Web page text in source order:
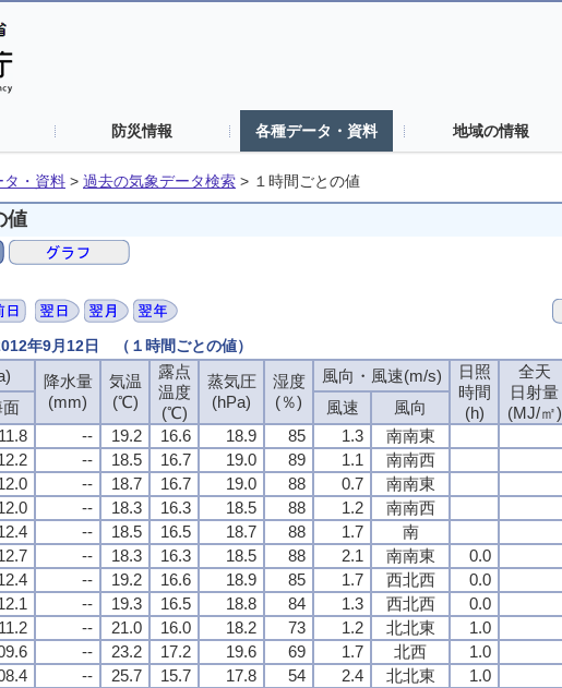
防災情報 各種データ・資料 地域の情報
タ・資料 > 過去の気象データ検索 > １時間ごとの値
値
年9月12日 （１時間ごとの値）
降水量
(mm)
気温
(℃)
露点
温度
(℃)
蒸気圧
(hPa)
湿度
(％)
風向・風速(m/s)
日照
時間
(h)
全天
日射量
(MJ/㎡)
風速 風向
-- 19.2 16.6 18.9 85 1.3 南南東
-- 18.5 16.7 19.0 89 1.1 南南西
-- 18.7 16.7 19.0 88 0.7 南南東
-- 18.3 16.3 18.5 88 1.2 南南西
-- 18.5 16.5 18.7 88 1.7 南
-- 18.3 16.3 18.5 88 2.1 南南東 0.0
-- 19.2 16.6 18.9 85 1.7 西北西 0.0
-- 19.3 16.5 18.8 84 1.3 西北西 0.0
-- 21.0 16.0 18.2 73 1.2 北北東 1.0
-- 23.2 17.2 19.6 69 1.7 北西 1.0
-- 25.7 15.7 17.8 54 2.4 北北東 1.0